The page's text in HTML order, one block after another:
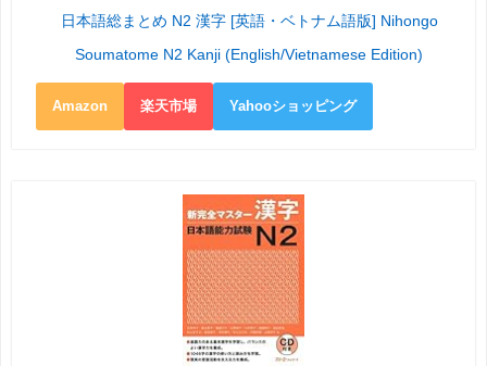
日本語総まとめ N2 漢字 [英語・ベトナム語版] Nihongo
Soumatome N2 Kanji (English/Vietnamese Edition)
Amazon 楽天市場 Yahooショッピング